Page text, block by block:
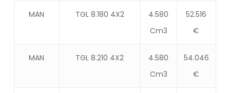
MAN TGL 8.180 4X2
4.580
Cm3
52.516
€
MAN TGL 8.210 4X2
4.580
Cm3
54.046
€